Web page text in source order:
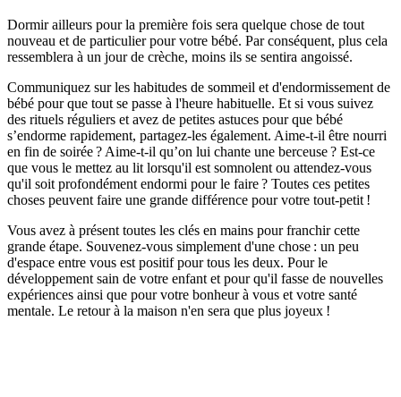
Dormir ailleurs pour la première fois sera quelque chose de tout
nouveau et de particulier pour votre bébé. Par conséquent, plus cela
ressemblera à un jour de crèche, moins ils se sentira angoissé.
Communiquez sur les habitudes de sommeil et d'endormissement de
bébé pour que tout se passe à l'heure habituelle. Et si vous suivez
des rituels réguliers et avez de petites astuces pour que bébé
s’endorme rapidement, partagez-les également. Aime-t-il être nourri
en fin de soirée ? Aime-t-il qu’on lui chante une berceuse ? Est-ce
que vous le mettez au lit lorsqu'il est somnolent ou attendez-vous
qu'il soit profondément endormi pour le faire ? Toutes ces petites
choses peuvent faire une grande différence pour votre tout-petit !
Vous avez à présent toutes les clés en mains pour franchir cette
grande étape. Souvenez-vous simplement d'une chose : un peu
d'espace entre vous est positif pour tous les deux. Pour le
développement sain de votre enfant et pour qu'il fasse de nouvelles
expériences ainsi que pour votre bonheur à vous et votre santé
mentale. Le retour à la maison n'en sera que plus joyeux !